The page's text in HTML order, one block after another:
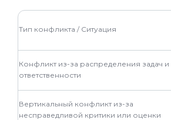
Тип конфликта / Ситуация
Конфликт из-за распределения задач и
ответственности
Вертикальный конфликт из-за
несправедливой критики или оценки